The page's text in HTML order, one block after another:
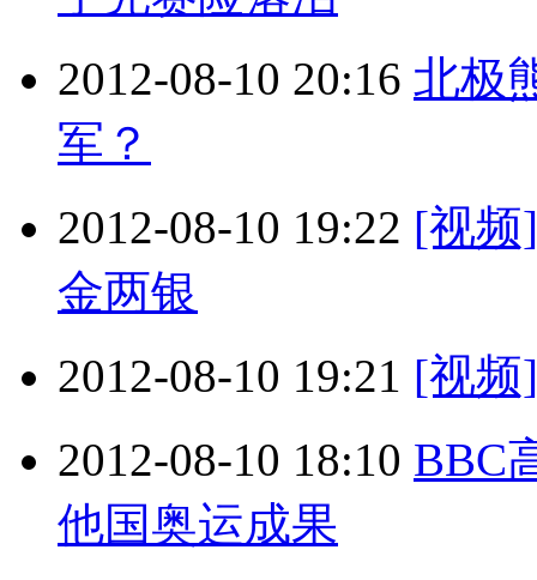
2012-08-10 20:16 北极
军？
2012-08-10 19:22 [视频
金两银
2012-08-10 19:21 [视频
2012-08-10 18:10 BBC
他国奥运成果